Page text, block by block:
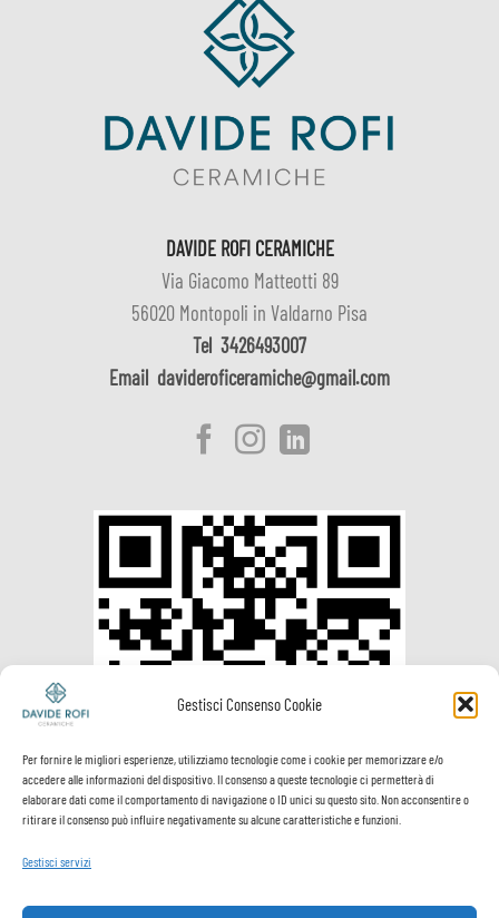
Gestisci Consenso Cookie
Per fornire le migliori esperienze, utilizziamo tecnologie come i cookie per memorizzare e/o
accedere alle informazioni del dispositivo. Il consenso a queste tecnologie ci permetterà di
elaborare dati come il comportamento di navigazione o ID unici su questo sito. Non acconsentire o
ritirare il consenso può influire negativamente su alcune caratteristiche e funzioni.
Gestisci servizi
DAVIDE ROFI CERAMICHE
Via Giacomo Matteotti 89
56020 Montopoli in Valdarno Pisa
Tel 3426493007
Email davideroficeramiche@gmail.com